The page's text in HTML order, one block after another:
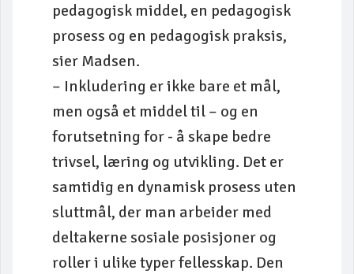
pedagogisk middel, en pedagogisk
prosess og en pedagogisk praksis,
sier Madsen.
– Inkludering er ikke bare et mål,
men også et middel til – og en
forutsetning for - å skape bedre
trivsel, læring og utvikling. Det er
samtidig en dynamisk prosess uten
sluttmål, der man arbeider med
deltakerne sosiale posisjoner og
roller i ulike typer fellesskap. Den